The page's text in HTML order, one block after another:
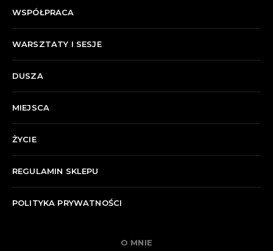
WSPÓŁPRACA
WARSZTATY I SESJE
DUSZA
MIEJSCA
ŻYCIE
REGULAMIN SKLEPU
POLITYKA PRYWATNOŚCI
O MNIE